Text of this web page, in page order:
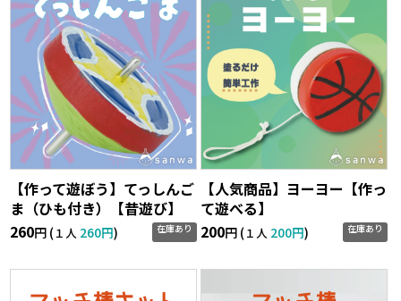
【作って遊ぼう】てっしんご
ま（ひも付き）【昔遊び】
260円 (１人 260円) 在庫あり
【人気商品】ヨーヨー【作っ
て遊べる】
200円 (１人 200円) 在庫あり